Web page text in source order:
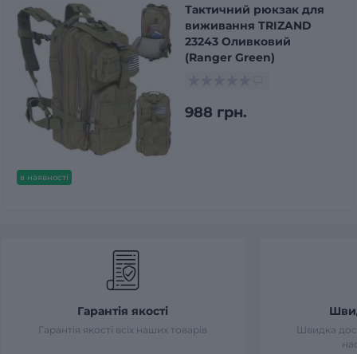
в наявності
Тактичний рюкзак для
виживання TRIZAND
23243 Оливковий
(Ranger Green)
988 грн.
Гарантія якості
Гарантія якості всіх наших товарів
Швидка